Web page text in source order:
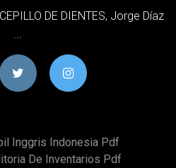
DE DIENTES, Jorge Díaz
Inggris Indonesia Pdf
De Inventarios Pdf